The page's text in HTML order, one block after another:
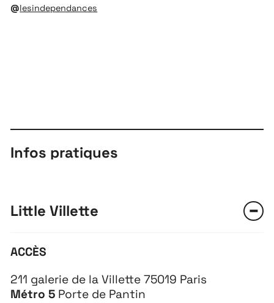
@lesindependances
Infos pratiques
Little Villette
ACCÈS
211 galerie de la Villette 75019 Paris
Métro 5 Porte de Pantin